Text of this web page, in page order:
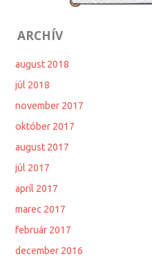
ARCHÍV
august 2018
júl 2018
november 2017
október 2017
august 2017
júl 2017
apríl 2017
marec 2017
február 2017
december 2016